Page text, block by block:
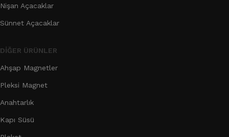
Nişan Açacaklar
Sünnet Açacaklar
DIĞER ÜRÜNLER
Ahşap Magnetler
Pleksi Magnet
Anahtarlık
Kapı Süsü